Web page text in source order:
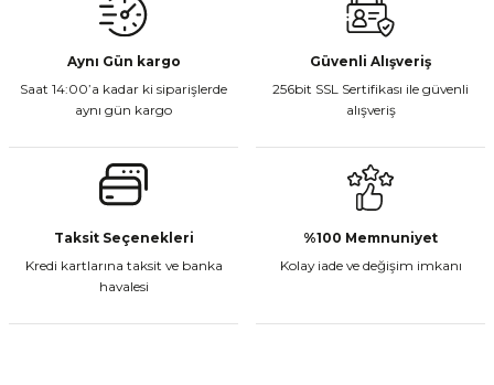
Aynı Gün kargo
Saat 14:00’a kadar ki siparişlerde
aynı gün kargo
Güvenli Alışveriş
256bit SSL Sertifikası ile güvenli
alışveriş
Taksit Seçenekleri
Kredi kartlarına taksit ve banka
havalesi
%100 Memnuniyet
Kolay iade ve değişim imkanı